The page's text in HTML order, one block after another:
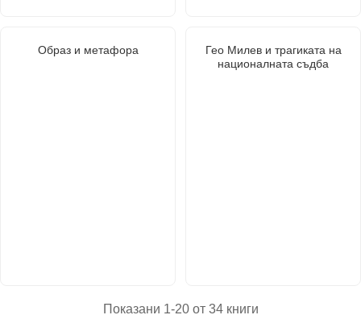
Образ и метафора
Гео Милев и трагиката на
националната съдба
Показани 1-20 от 34 книги